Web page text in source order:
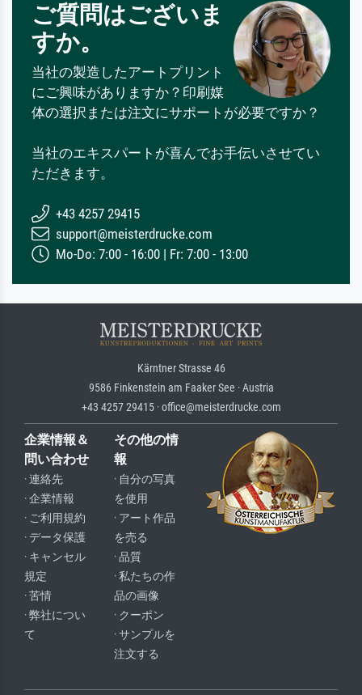
ご質問はございま
すか。
当社の製造したアートプリント
にご興味がありますか？印刷媒
体の選択または注文にサポートが必要ですか？
当社のエキスパートが喜んでお手伝いさせてい
ただきます。
+43 4257 29415
support@meisterdrucke.com
Mo-Do: 7:00 - 16:00 | Fr: 7:00 - 13:00
Kärntner Strasse 46
9586 Finkenstein am Faaker See · Austria
+43 4257 29415 · office@meisterdrucke.com
企業情報＆
問い合わせ
· 連絡先
· 企業情報
· ご利用規約
· データ保護
· キャンセル
規定
· 苦情
· 弊社につい
て
その他の情
報
· 自分の写真
を使用
· アート作品
を売る
· 品質
· 私たちの作
品の画像
· クーポン
· サンプルを
注文する